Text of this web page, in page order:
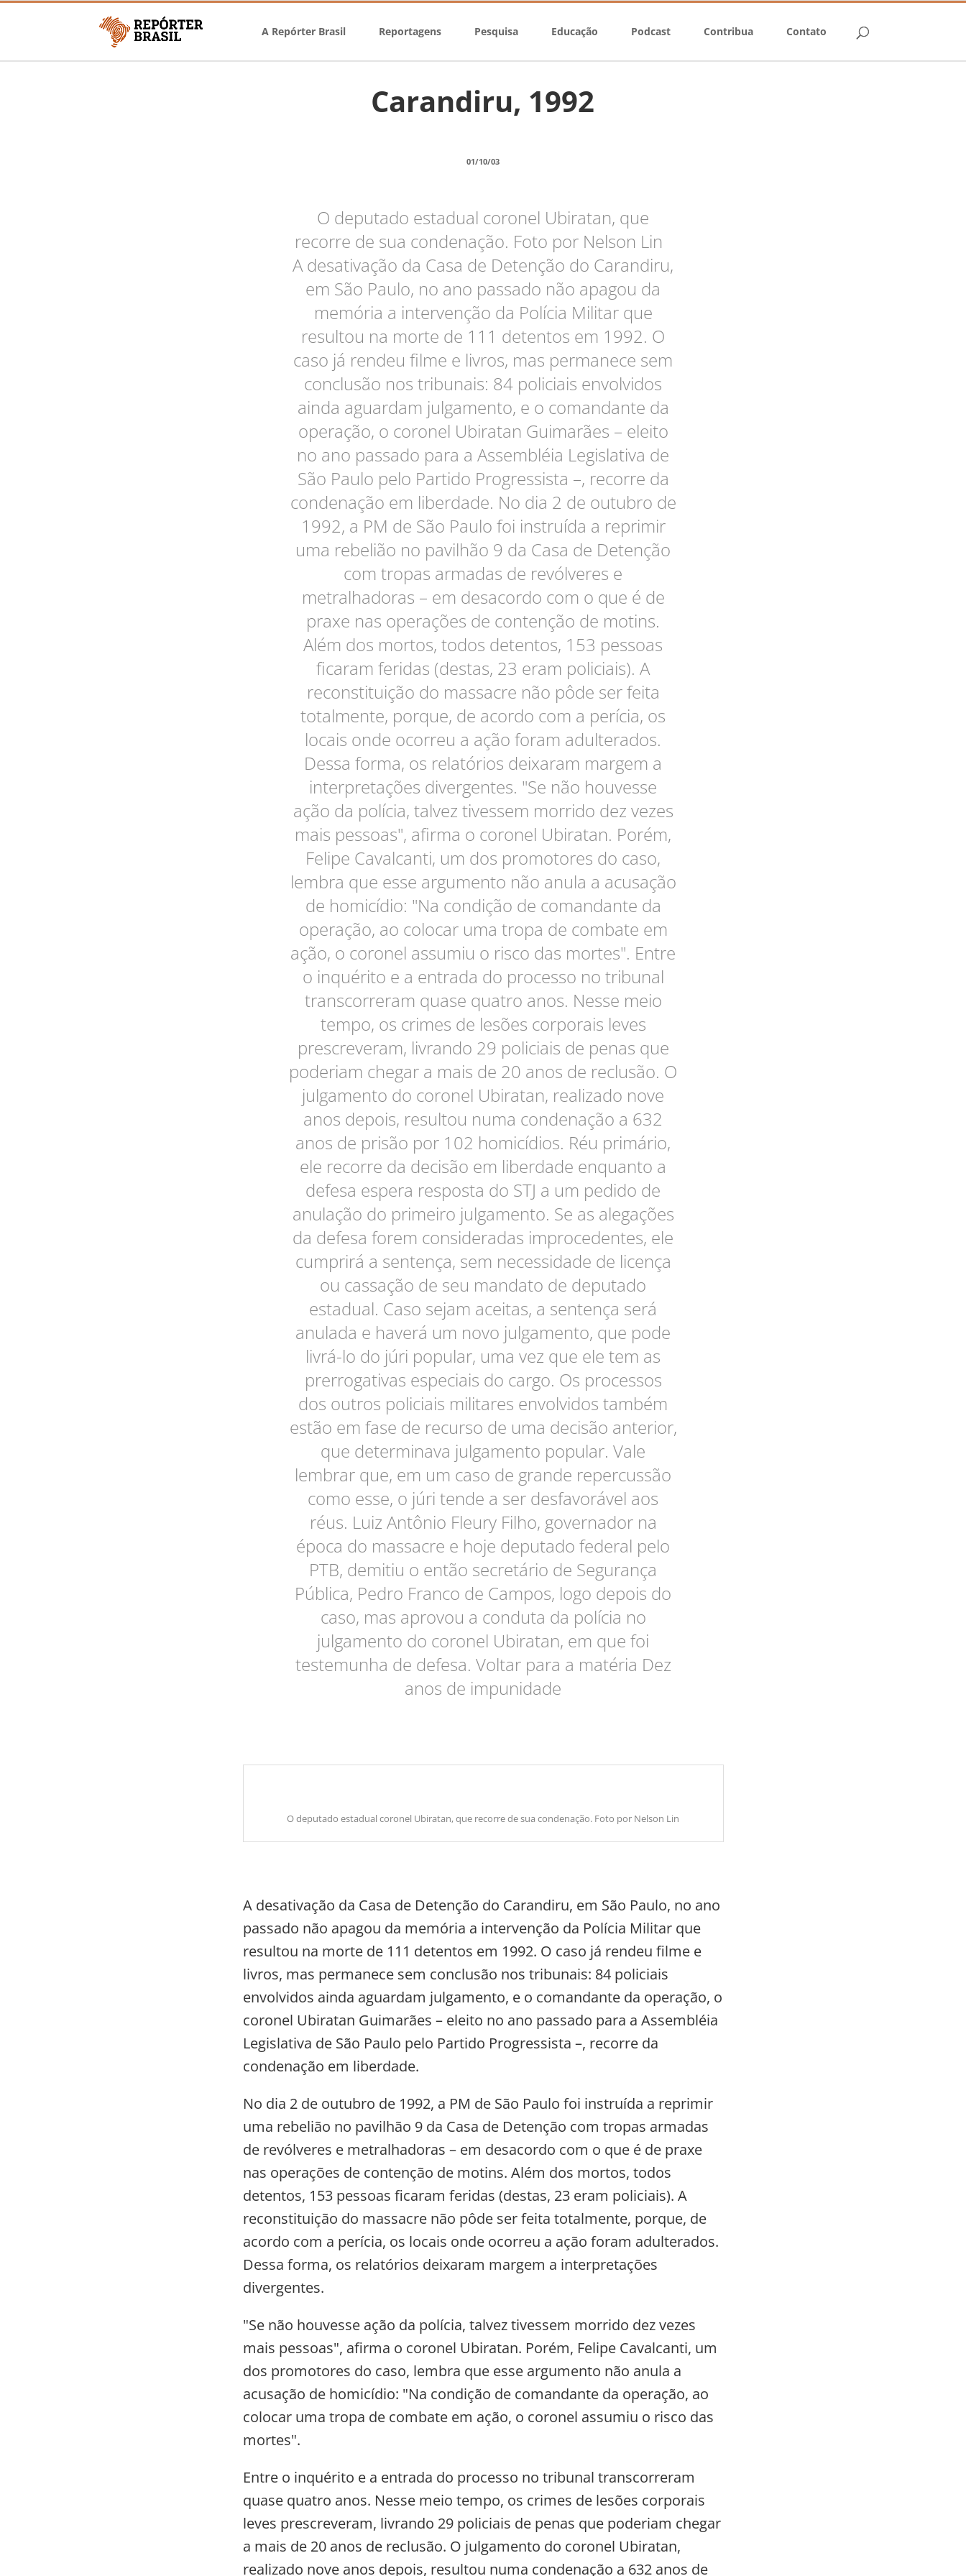
A Repórter Brasil Reportagens Pesquisa Educação Podcast Contribua Contato
Carandiru, 1992
01/10/03
O deputado estadual coronel Ubiratan, que
recorre de sua condenação. Foto por Nelson Lin
A desativação da Casa de Detenção do Carandiru,
em São Paulo, no ano passado não apagou da
memória a intervenção da Polícia Militar que
resultou na morte de 111 detentos em 1992. O
caso já rendeu filme e livros, mas permanece sem
conclusão nos tribunais: 84 policiais envolvidos
ainda aguardam julgamento, e o comandante da
operação, o coronel Ubiratan Guimarães – eleito
no ano passado para a Assembléia Legislativa de
São Paulo pelo Partido Progressista –, recorre da
condenação em liberdade. No dia 2 de outubro de
1992, a PM de São Paulo foi instruída a reprimir
uma rebelião no pavilhão 9 da Casa de Detenção
com tropas armadas de revólveres e
metralhadoras – em desacordo com o que é de
praxe nas operações de contenção de motins.
Além dos mortos, todos detentos, 153 pessoas
ficaram feridas (destas, 23 eram policiais). A
reconstituição do massacre não pôde ser feita
totalmente, porque, de acordo com a perícia, os
locais onde ocorreu a ação foram adulterados.
Dessa forma, os relatórios deixaram margem a
interpretações divergentes. "Se não houvesse
ação da polícia, talvez tivessem morrido dez vezes
mais pessoas", afirma o coronel Ubiratan. Porém,
Felipe Cavalcanti, um dos promotores do caso,
lembra que esse argumento não anula a acusação
de homicídio: "Na condição de comandante da
operação, ao colocar uma tropa de combate em
ação, o coronel assumiu o risco das mortes". Entre
o inquérito e a entrada do processo no tribunal
transcorreram quase quatro anos. Nesse meio
tempo, os crimes de lesões corporais leves
prescreveram, livrando 29 policiais de penas que
poderiam chegar a mais de 20 anos de reclusão. O
julgamento do coronel Ubiratan, realizado nove
anos depois, resultou numa condenação a 632
anos de prisão por 102 homicídios. Réu primário,
ele recorre da decisão em liberdade enquanto a
defesa espera resposta do STJ a um pedido de
anulação do primeiro julgamento. Se as alegações
da defesa forem consideradas improcedentes, ele
cumprirá a sentença, sem necessidade de licença
ou cassação de seu mandato de deputado
estadual. Caso sejam aceitas, a sentença será
anulada e haverá um novo julgamento, que pode
livrá-lo do júri popular, uma vez que ele tem as
prerrogativas especiais do cargo. Os processos
dos outros policiais militares envolvidos também
estão em fase de recurso de uma decisão anterior,
que determinava julgamento popular. Vale
lembrar que, em um caso de grande repercussão
como esse, o júri tende a ser desfavorável aos
réus. Luiz Antônio Fleury Filho, governador na
época do massacre e hoje deputado federal pelo
PTB, demitiu o então secretário de Segurança
Pública, Pedro Franco de Campos, logo depois do
caso, mas aprovou a conduta da polícia no
julgamento do coronel Ubiratan, em que foi
testemunha de defesa. Voltar para a matéria Dez
anos de impunidade
O deputado estadual coronel Ubiratan, que recorre de sua condenação. Foto por Nelson Lin
A desativação da Casa de Detenção do Carandiru, em São Paulo, no ano
passado não apagou da memória a intervenção da Polícia Militar que
resultou na morte de 111 detentos em 1992. O caso já rendeu filme e
livros, mas permanece sem conclusão nos tribunais: 84 policiais
envolvidos ainda aguardam julgamento, e o comandante da operação, o
coronel Ubiratan Guimarães – eleito no ano passado para a Assembléia
Legislativa de São Paulo pelo Partido Progressista –, recorre da
condenação em liberdade.
No dia 2 de outubro de 1992, a PM de São Paulo foi instruída a reprimir
uma rebelião no pavilhão 9 da Casa de Detenção com tropas armadas
de revólveres e metralhadoras – em desacordo com o que é de praxe
nas operações de contenção de motins. Além dos mortos, todos
detentos, 153 pessoas ficaram feridas (destas, 23 eram policiais). A
reconstituição do massacre não pôde ser feita totalmente, porque, de
acordo com a perícia, os locais onde ocorreu a ação foram adulterados.
Dessa forma, os relatórios deixaram margem a interpretações
divergentes.
"Se não houvesse ação da polícia, talvez tivessem morrido dez vezes
mais pessoas", afirma o coronel Ubiratan. Porém, Felipe Cavalcanti, um
dos promotores do caso, lembra que esse argumento não anula a
acusação de homicídio: "Na condição de comandante da operação, ao
colocar uma tropa de combate em ação, o coronel assumiu o risco das
mortes".
Entre o inquérito e a entrada do processo no tribunal transcorreram
quase quatro anos. Nesse meio tempo, os crimes de lesões corporais
leves prescreveram, livrando 29 policiais de penas que poderiam chegar
a mais de 20 anos de reclusão. O julgamento do coronel Ubiratan,
realizado nove anos depois, resultou numa condenação a 632 anos de